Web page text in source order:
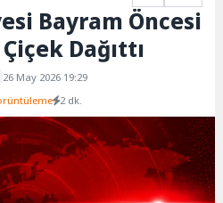
Bayram Öncesi
Dağıttı
26 May 2026 19:29
2 dk.